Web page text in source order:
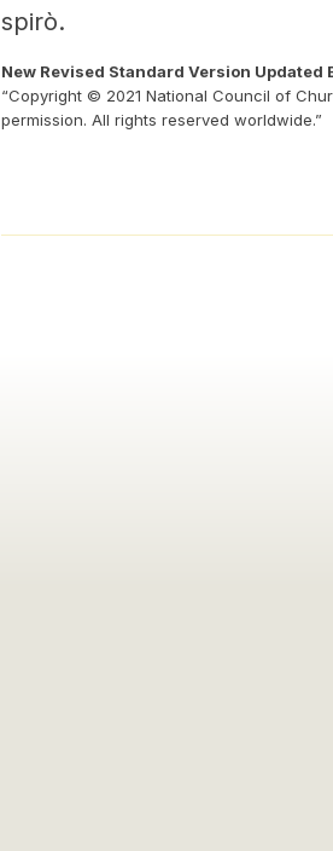
spirò.
New Revised Standard Version Updated
“Copyright © 2021 National Council of
permission. All rights reserved worldwide.”